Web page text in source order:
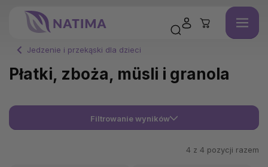
Jedzenie i przekąski dla dzieci
Płatki, zboża, müsli i granola
Filtrowanie wyników
4 z 4 pozycji razem